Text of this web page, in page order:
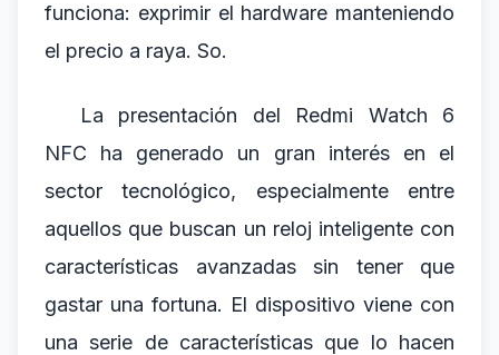
funciona: exprimir el hardware manteniendo
el precio a raya. So.
La presentación del Redmi Watch 6
NFC ha generado un gran interés en el
sector tecnológico, especialmente entre
aquellos que buscan un reloj inteligente con
características avanzadas sin tener que
gastar una fortuna. El dispositivo viene con
una serie de características que lo hacen